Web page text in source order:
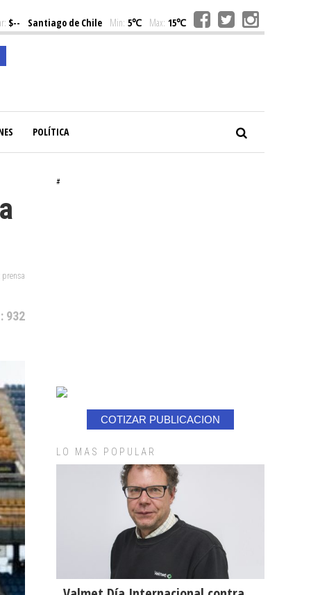
$-- Santiago de Chile Min: 5℃ Max: 15℃
POLÍTICA
932
#
COTIZAR PUBLICACION
LO MAS POPULAR